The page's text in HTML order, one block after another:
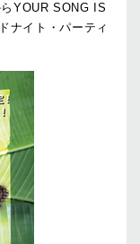
YOUR SONG IS
ナイト・パーティ